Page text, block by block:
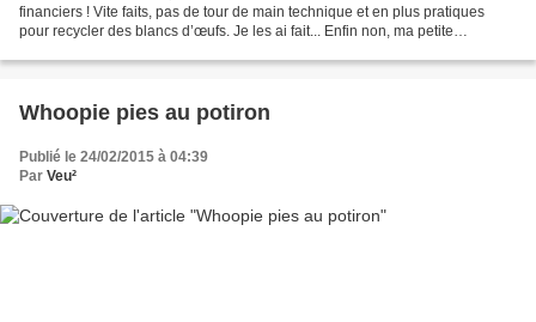
financiers ! Vite faits, pas de tour de main technique et en plus pratiques
pour recycler des blancs d’œufs. Je les ai fait... Enfin non, ma petite
Whoopie pies au potiron
Publié le 24/02/2015 à 04:39
Par Veu²